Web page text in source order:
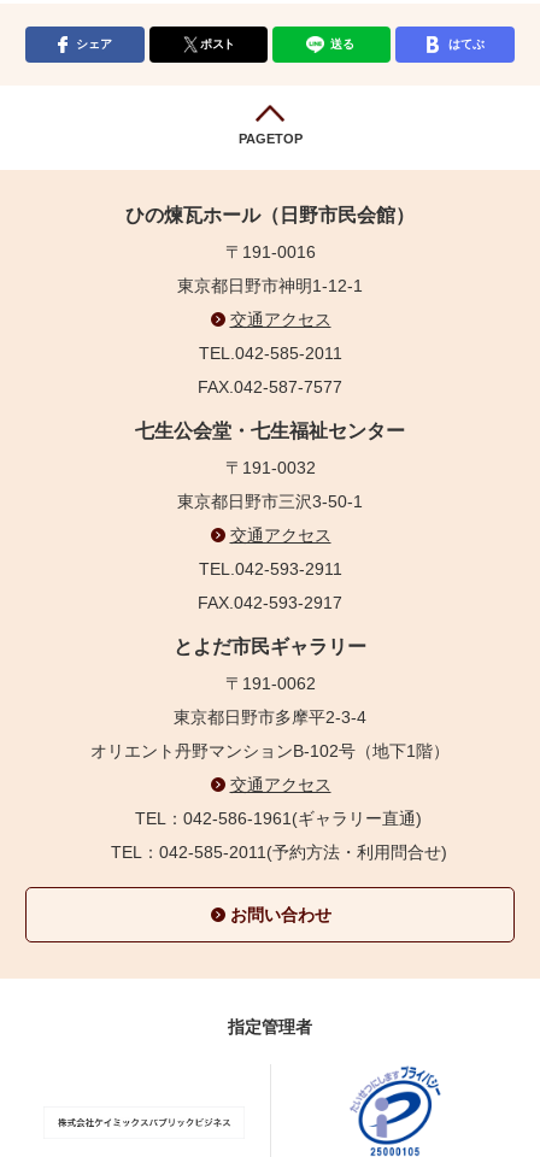
シェア ポスト 送る はてぶ
PAGETOP
ひの煉瓦ホール（日野市民会館）
〒191-0016
東京都日野市神明1-12-1
交通アクセス
TEL.042-585-2011
FAX.042-587-7577
七生公会堂・七生福祉センター
〒191-0032
東京都日野市三沢3-50-1
交通アクセス
TEL.042-593-2911
FAX.042-593-2917
とよだ市民ギャラリー
〒191-0062
東京都日野市多摩平2-3-4
オリエント丹野マンションB-102号（地下1階）
交通アクセス
TEL：042-586-1961(ギャラリー直通)
TEL：042-585-2011(予約方法・利用問合せ)
お問い合わせ
指定管理者